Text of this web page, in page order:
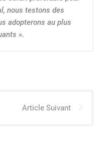
nous testons des
adopterons au plus
».
Article Suivant